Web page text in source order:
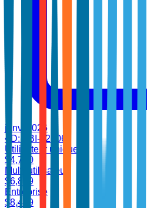
janv. 2026
• ID:
TBI-32606
Utilisateur unique
$ 4,700
Multi-utilisateur
$ 6,899
Entreprise
$8,499